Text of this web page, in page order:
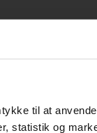
til at
statistik og